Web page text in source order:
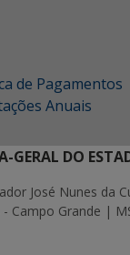
de Pagamentos
Anuais
GERAL DO
José Nunes da
Campo Grande |